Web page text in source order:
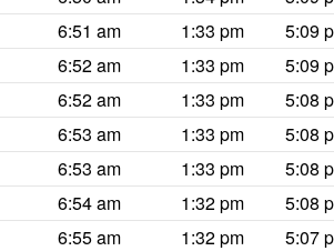
6:51 am 1:33 pm 5:09
6:52 am 1:33 pm 5:09
6:52 am 1:33 pm 5:08
6:53 am 1:33 pm 5:08
6:53 am 1:33 pm 5:08
6:54 am 1:32 pm 5:08
6:55 am 1:32 pm 5:07